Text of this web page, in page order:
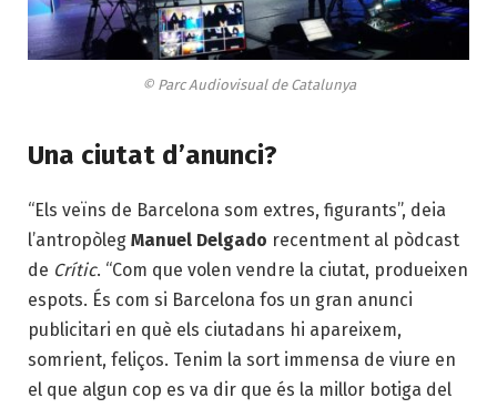
© Parc Audiovisual de Catalunya
Una ciutat d’anunci?
“Els veïns de Barcelona som extres, figurants”, deia
l’antropòleg Manuel Delgado recentment al pòdcast
de Crític. “Com que volen vendre la ciutat, produeixen
espots. És com si Barcelona fos un gran anunci
publicitari en què els ciutadans hi apareixem,
somrient, feliços. Tenim la sort immensa de viure en
el que algun cop es va dir que és la millor botiga del